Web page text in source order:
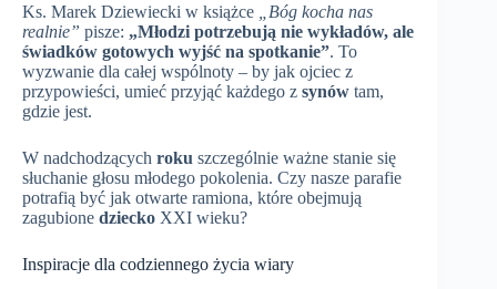
Ks. Marek Dziewiecki w książce
„Bóg kocha nas
realnie” pisze: „Młodzi potrzebują nie wykładów, ale
świadków gotowych wyjść na spotkanie”. To
wyzwanie dla całej wspólnoty – by jak ojciec z
przypowieści, umieć przyjąć każdego z synów tam,
gdzie jest.
W nadchodzących roku szczególnie ważne stanie się
słuchanie głosu młodego pokolenia. Czy nasze parafie
potrafią być jak otwarte ramiona, które obejmują
zagubione dziecko XXI wieku?
Inspiracje dla codziennego życia wiary